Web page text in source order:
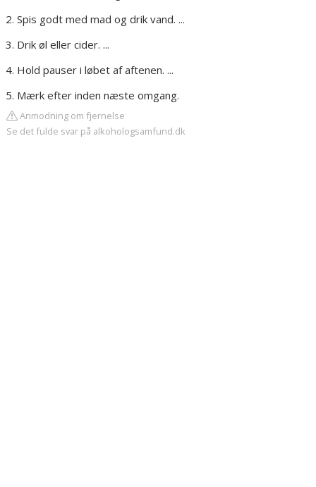
Spis godt med mad og drik vand. ...
Drik øl eller cider. ...
Hold pauser i løbet af aftenen. ...
Mærk efter inden næste omgang.
Anmodning om fjernelse
Se det fulde svar på alkohologsamfund.dk